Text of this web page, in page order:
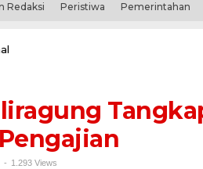
Redaksi Peristiwa Pemerintahan
Penganiayaan
Di
Acara
Pengajian
- 1.293 Views